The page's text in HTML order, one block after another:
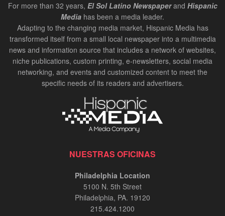
For more than 32 years, El Sol Latino Newspaperand Hispanic
Media has been a media leader.
Adapting to the changing media market, Hispanic Media has
transformed itself from a small local newspaper into a multimedia
news and information source that includes a network of websites,
niche publications, custom printing, e-newsletters, social media
networking, and events and customized content to meet the
specific needs of its readers and advertisers.
NUESTRAS OFICINAS
Philadelphia Location
5100 N. 5th Street
Philadelphia, PA. 19120
215.424.1200